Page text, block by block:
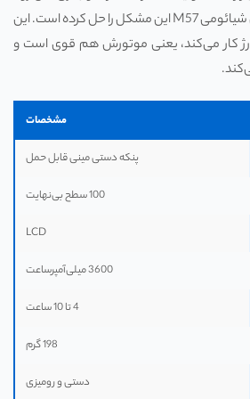
تخلیه می‌شود. پنکه دستی شیائومی M57 این مشکل را حل کرده است. این
کار می‌کند، یعنی موتورش هم قوی است و
مشخصات
پنکه دستی مینی قابل حمل
100 سطح بی‌نهایت
LCD
3600 میلی‌آمپرساعت
4 تا 10 ساعت
198 گرم
دستی و رومیزی